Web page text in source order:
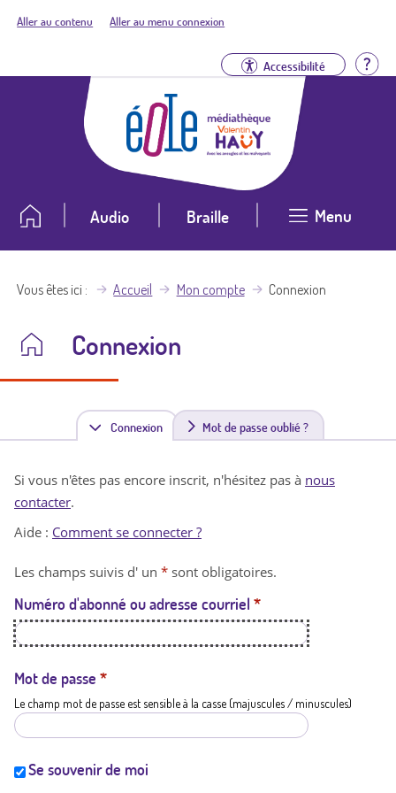
Aller au contenu Aller au menu connexion
Accessibilité
Audio Braille Menu
Vous êtes ici Accueil Mon compte Connexion
Connexion
Connexion(
n
t
a
t
i
Mot de passe oublié ?
Si vous n'êtes pas encore inscrit, n'hésitez pas à nous
contacter.
Aide : Comment se connecter ?
Les champs suivis d' un * sont obligatoires.
Numéro d'abonné ou adresse courriel *
Mot de passe *
Le champ mot de passe est sensible à la casse (majuscules / minuscules)
Se souvenir de moi